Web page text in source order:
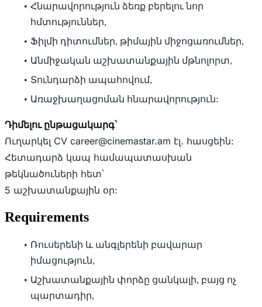
Հնարավորություն ձեռք բերելու նոր
հմտություններ,
Ֆիլմի դիտումներ, թիմային միջոցառումներ,
Անմիջական աշխատանքային մթնոլորտ,
Տունդարձի ապահովում,
Առաջխաղացոման հնարավորություն:
Դիմելու ընթացակարգ՝
Ուղարկել CV career@cinemastar.am էլ. հասցեին:
Հետադարձ կապ համապատասխան
թեկնածուների հետ՝
5 աշխատանքային օր:
Requirements
Ռուսերենի և անգլերենի բավարար
իմացություն,
Աշխատանքային փորձը ցանկալի, բայց ոչ
պարտադիր,